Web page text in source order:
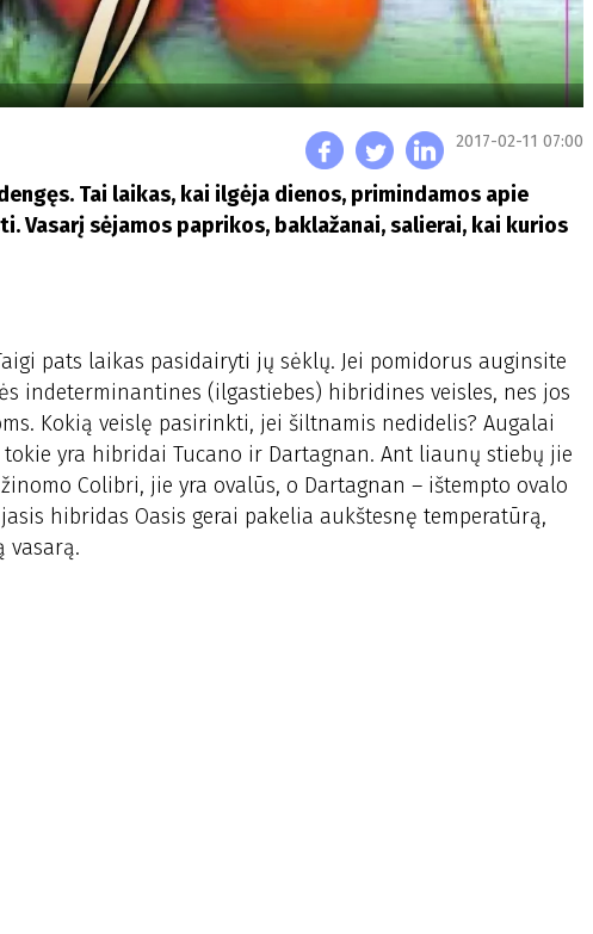
2017-02-11 07:00
Tai laikas, kai ilgėja dienos, primindamos apie
sėjamos paprikos, baklažanai, salierai, kai kurios
pats laikas pasidairyti jų sėklų. Jei pomidorus auginsite
indeterminantines (ilgastiebes) hibridines veisles, nes jos
Kokią veislę pasirinkti, jei šiltnamis nedidelis? Augalai
yra hibridai Tucano ir Dartagnan. Ant liaunų stiebų jie
Colibri, jie yra ovalūs, o Dartagnan – ištempto ovalo
hibridas Oasis gerai pakelia aukštesnę temperatūrą,
vasarą.